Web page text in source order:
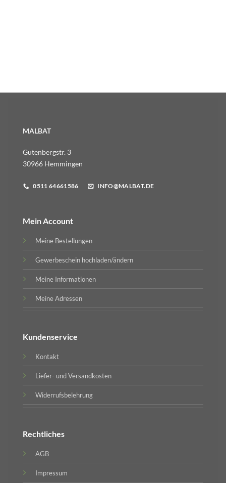
MALBAT
Gutenbergstr. 3
30966 Hemmingen
0511 64661586 INFO@MALBAT.DE
Mein Account
Meine Bestellungen
Gewerbeschein hochladen/ändern
Meine Informationen
Meine Adressen
Kundenservice
Kontakt
Liefer- und Versandkosten
Widerrufsbelehrung
Rechtliches
AGB
Impressum